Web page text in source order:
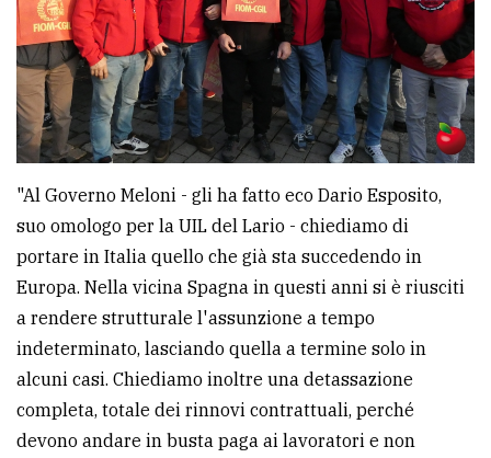
"Al Governo Meloni - gli ha fatto eco Dario Esposito,
suo omologo per la UIL del Lario - chiediamo di
portare in Italia quello che già sta succedendo in
Europa. Nella vicina Spagna in questi anni si è riusciti
a rendere strutturale l'assunzione a tempo
indeterminato, lasciando quella a termine solo in
alcuni casi. Chiediamo inoltre una detassazione
completa, totale dei rinnovi contrattuali, perché
devono andare in busta paga ai lavoratori e non